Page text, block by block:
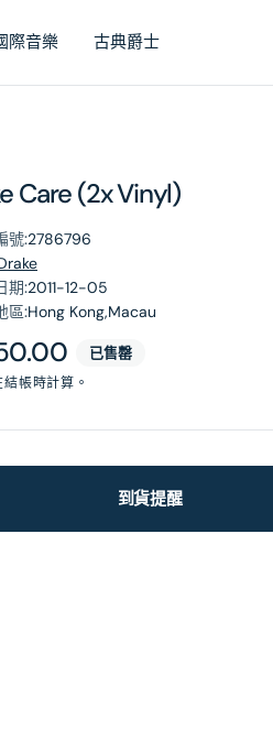
際音樂 古典爵士
Care (2x Vinyl)
號:2786796
期:2011-12-05
區:Hong Kong,Macau
已售罄
結帳時計算。
到貨提醒